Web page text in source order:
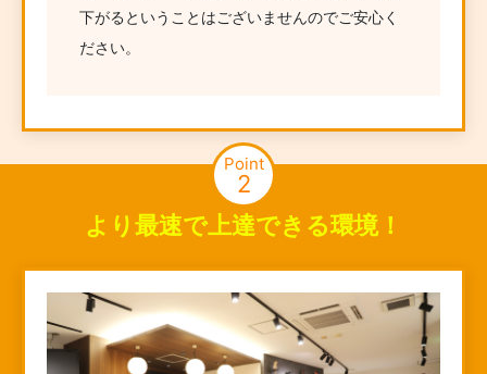
下がるということはございませんのでご安心く
ださい。
Point
2
より最速で上達できる環境！